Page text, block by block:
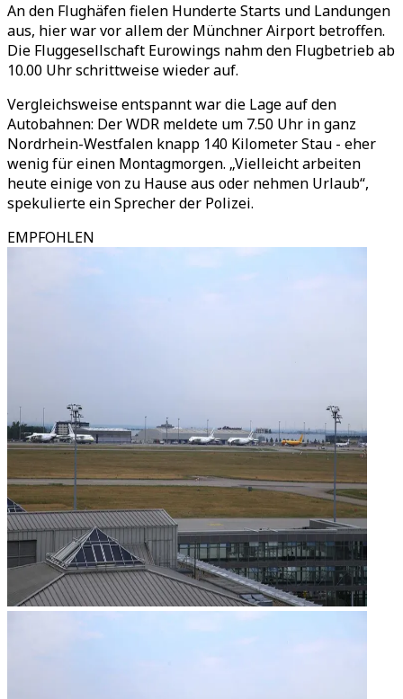
An den Flughäfen fielen Hunderte Starts und Landungen
aus, hier war vor allem der Münchner Airport betroffen.
Die Fluggesellschaft Eurowings nahm den Flugbetrieb ab
10.00 Uhr schrittweise wieder auf.
Vergleichsweise entspannt war die Lage auf den
Autobahnen: Der WDR meldete um 7.50 Uhr in ganz
Nordrhein-Westfalen knapp 140 Kilometer Stau - eher
wenig für einen Montagmorgen. „Vielleicht arbeiten
heute einige von zu Hause aus oder nehmen Urlaub“,
spekulierte ein Sprecher der Polizei.
EMPFOHLEN